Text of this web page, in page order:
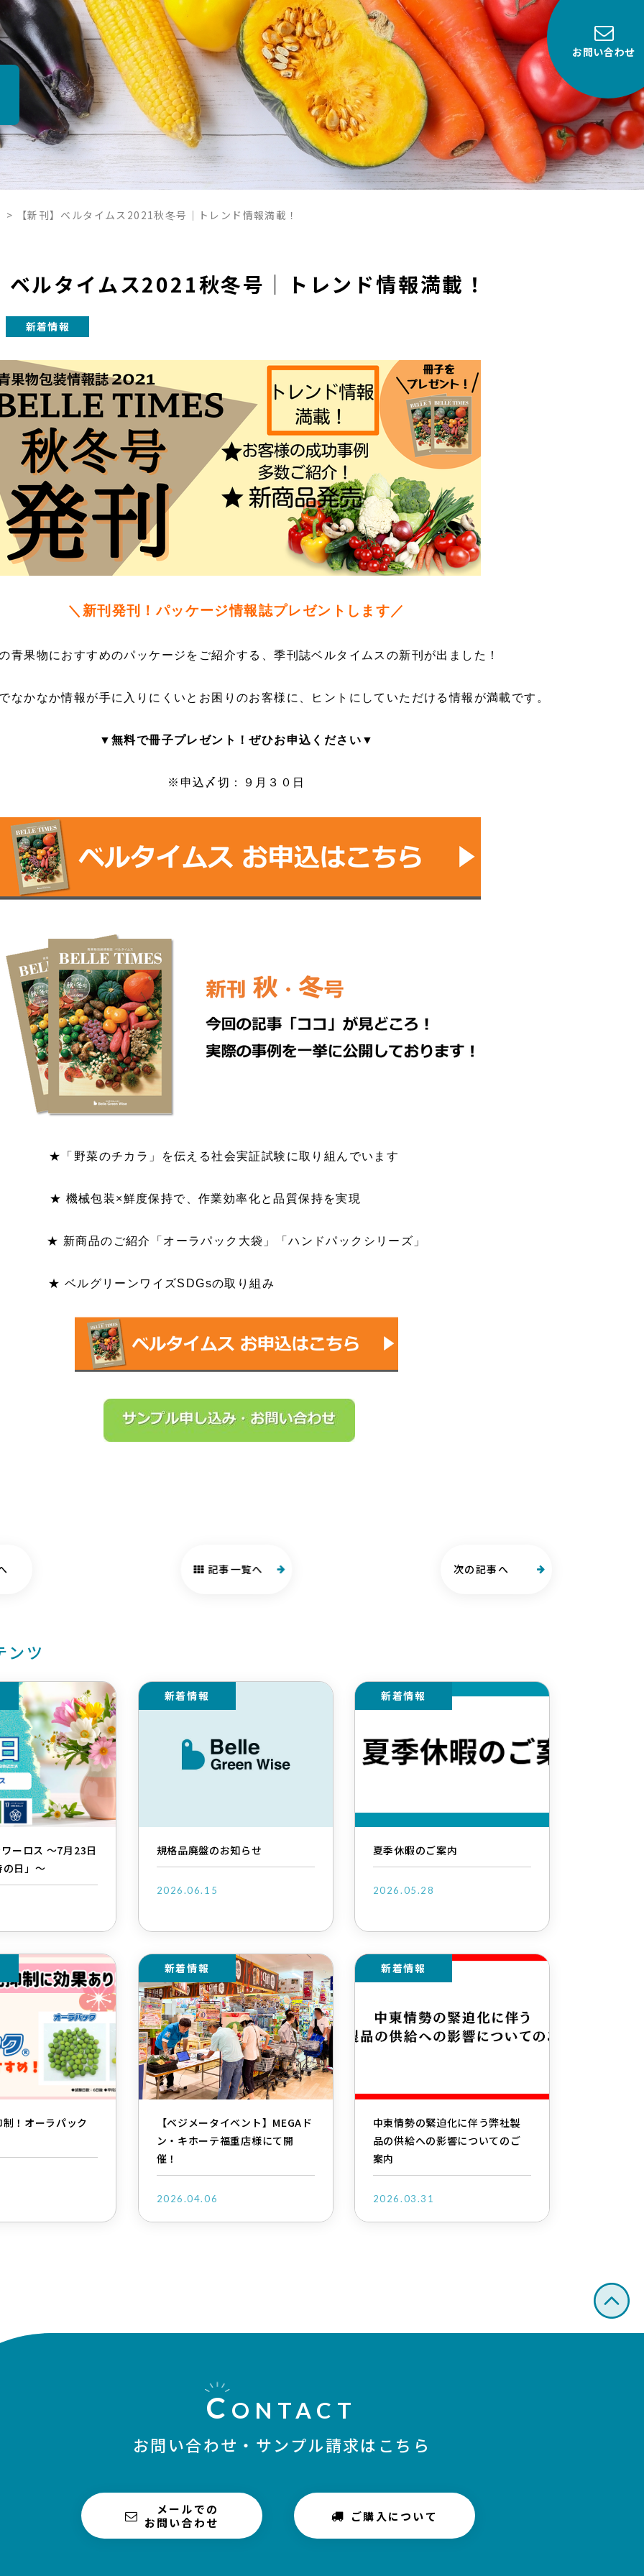
お問い合わせ
> 【新刊】ベルタイムス2021秋冬号│トレンド情報満載！
ベルタイムス2021秋冬号│トレンド情報満載！
新着情報
＼新刊発刊！パッケージ情報誌プレゼントします／
青果物におすすめのパッケージをご紹介する、季刊誌ベルタイムスの新刊が出ました！
なかなか情報が手に入りにくいとお困りのお客様に、ヒントにしていただける情報が満載です。
▼無料で冊子プレゼント！ぜひお申込ください▼
※申込〆切：９月３０日
★「野菜のチカラ」を伝える社会実証試験に取り組んでいます
★ 機械包装×鮮度保持で、作業効率化と品質保持を実現
★ 新商品のご紹介「オーラパック大袋」「ハンドパックシリーズ」
★ ベルグリーンワイズSDGsの取り組み
記事一覧へ 次の記事へ
ンツ
ーロス ～7月23日
日」～
新着情報
規格品廃盤のお知らせ
2026.06.15
新着情報
夏季休暇のご案内
2026.05.28
！オーラパック
新着情報
【ベジメータイベント】MEGAド
ン・キホーテ福重店様にて開
催！
2026.04.06
新着情報
中東情勢の緊迫化に伴う弊社製
品の供給への影響についてのご
案内
2026.03.31
C ONTACT
お問い合わせ・ サンプル請求はこちら
メールでの
お問い合わせ
ご購入について